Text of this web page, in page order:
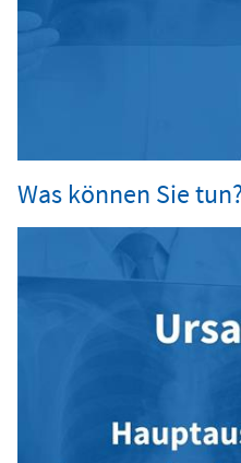
Was können Sie tun?